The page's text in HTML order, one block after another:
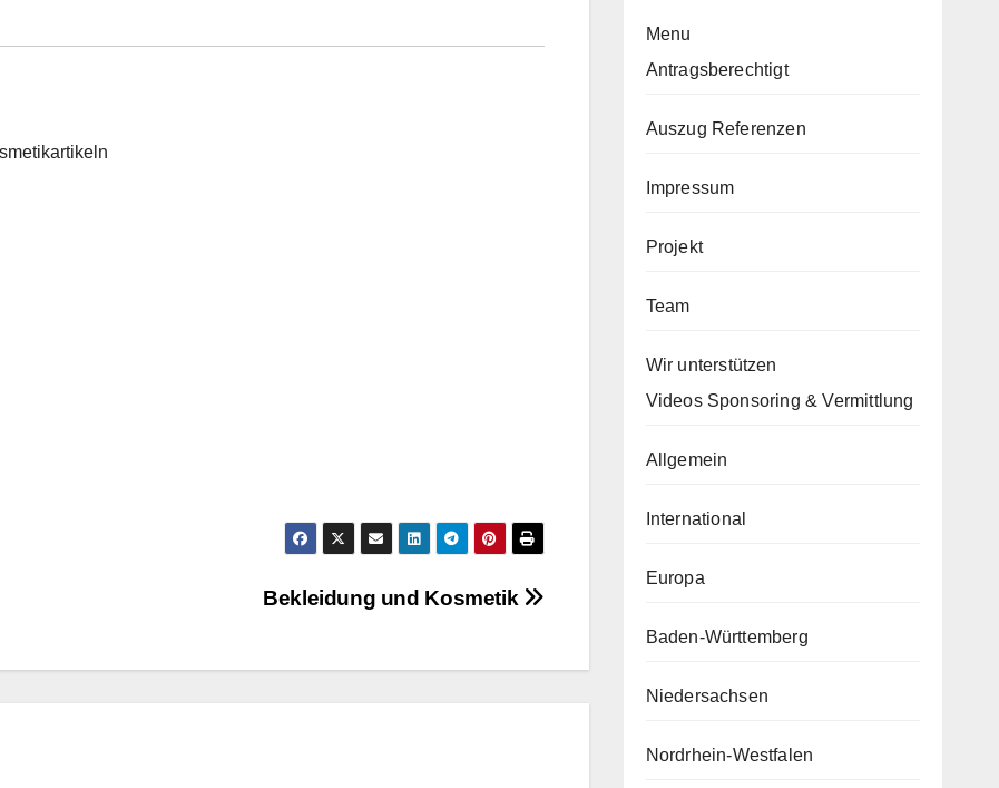
Bekleidung und Kosmetik
Menu
Antragsberechtigt
Auszug Referenzen
Impressum
Projekt
Team
Wir unterstützen
Videos Sponsoring & Vermittlung
Allgemein
International
Europa
Baden-Württemberg
Niedersachsen
Nordrhein-Westfalen